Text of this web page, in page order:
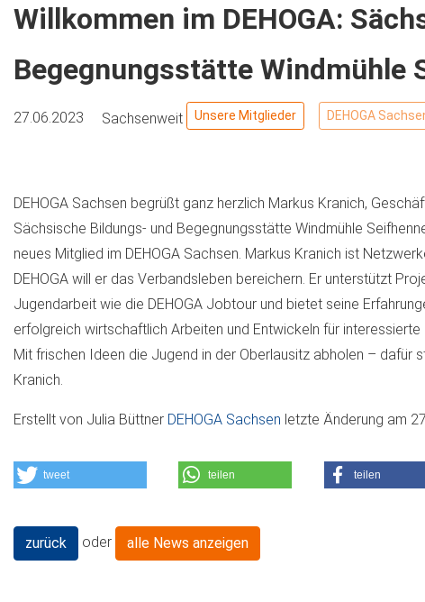
Willkommen im DEHOGA:
Begegnungsstätte Windmühle
27.06.2023 Sachsenweit Unsere Mitglieder DEHOGA
DEHOGA Sachsen begrüßt ganz herzlich Markus Kranich,
Sächsische Bildungs- und Begegnungsstätte Windmühle
neues Mitglied im DEHOGA Sachsen. Markus Kranich ist
DEHOGA will er das Verbandsleben bereichern. Er unterstützt
Jugendarbeit wie die DEHOGA Jobtour und bietet seine
erfolgreich wirtschaftlich Arbeiten und Entwickeln für interessierte
Mit frischen Ideen die Jugend in der Oberlausitz abholen – dafür
Kranich.
Erstellt von Julia Büttner DEHOGA Sachsen letzte Änderung am
tweet teilen teilen
zurück oder alle News anzeigen